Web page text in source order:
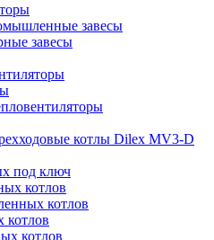
завесы
завесы
котлы Dilex MV3-D
под ключ
котлов
котлов
котлов
котлов